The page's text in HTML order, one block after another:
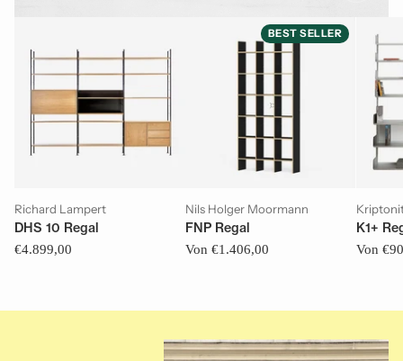
Richard Lampert
DHS 10 Regal
€4.899,00
BEST SELLER
Nils Holger Moormann
FNP Regal
Von €1.406,00
K1+
Von